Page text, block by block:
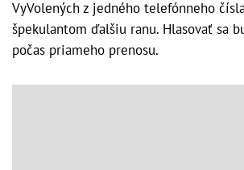
VyVolených z jedného telefónneho
špekulantom ďalšiu ranu. Hlasovať sa
počas priameho prenosu.